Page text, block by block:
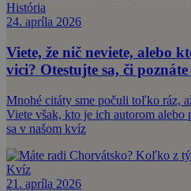
História
24. apríla 2026
Viete, že nič neviete, alebo
vici? Otestujte sa, či
Mnohé citáty sme počuli toľko ráz,
Viete však, kto je ich autorom alebo
sa v našom kvíz
Kvíz
21. apríla 2026